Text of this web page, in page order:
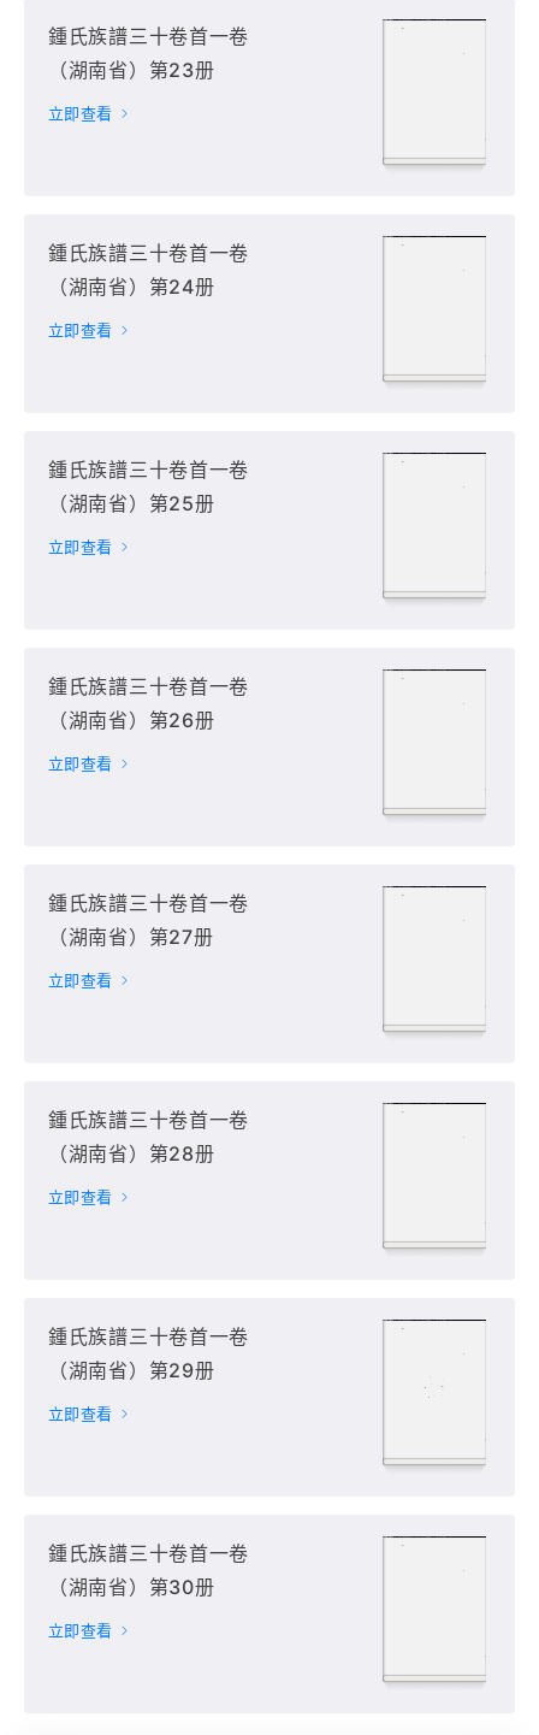
鍾氏族譜三十卷首一卷
（湖南省）第23册
立即查看
鍾氏族譜三十卷首一卷
（湖南省）第24册
立即查看
鍾氏族譜三十卷首一卷
（湖南省）第25册
立即查看
鍾氏族譜三十卷首一卷
（湖南省）第26册
立即查看
鍾氏族譜三十卷首一卷
（湖南省）第27册
立即查看
鍾氏族譜三十卷首一卷
（湖南省）第28册
立即查看
鍾氏族譜三十卷首一卷
（湖南省）第29册
立即查看
鍾氏族譜三十卷首一卷
（湖南省）第30册
立即查看